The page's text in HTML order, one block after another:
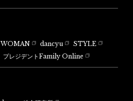
WOMAN dancyu
STYLE
プレジデントFamily Online